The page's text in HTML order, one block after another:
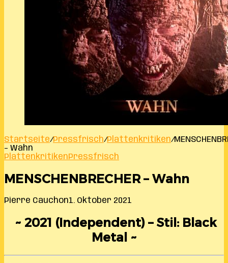
Startseite/Pressfrisch/Plattenkritiken/
– Wahn
PlattenkritikenPressfrisch
MENSCHENBRECHER – Wahn
Pierre Cauchon1. Oktober 2021
~ 2021 (Independent) – Stil: Black
Metal ~